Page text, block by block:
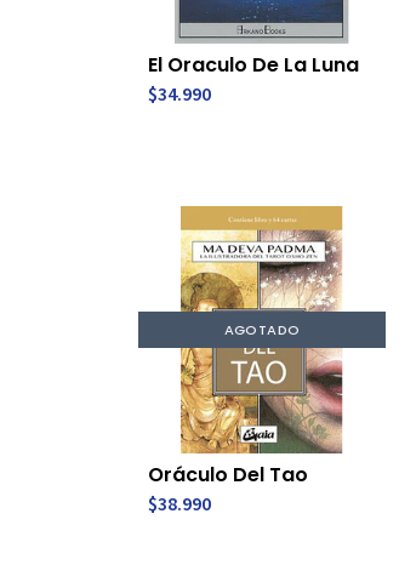
El Oraculo De La Luna
$34.990
AGOTADO
Oráculo Del Tao
$38.990